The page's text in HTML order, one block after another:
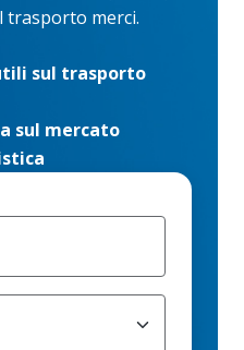
trasporto merci.
sul trasporto
sul mercato